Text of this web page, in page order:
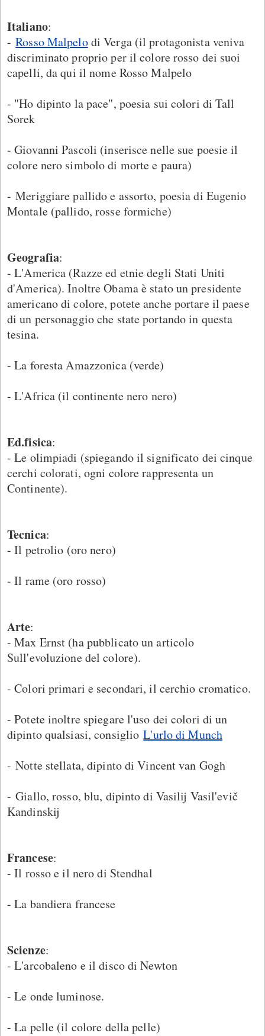
Italiano:
-Rosso Malpelodi Verga (il protagonista veniva
discriminato proprio per il colore rosso dei suoi
capelli, da qui il nome Rosso Malpelo
- "Ho dipinto la pace", poesia sui colori di Tall
Sorek
- Giovanni Pascoli (inserisce nelle sue poesie il
colore nero simbolo di morte e paura)
- Meriggiare pallido e assorto, poesia di Eugenio
Montale (pallido, rosse formiche)
Geografia:
- L'America (Razze ed etnie degli Stati Uniti
d'America). Inoltre Obama è stato un presidente
americano di colore, potete anche portare il paese
di un personaggio che state portando in questa
tesina.
- La foresta Amazzonica (verde)
- L'Africa (il continente nero nero)
Ed.fisica:
- Le olimpiadi (spiegando il significato dei cinque
cerchi colorati, ogni colore rappresenta un
Continente).
Tecnica:
- Il petrolio (oro nero)
- Il rame (oro rosso)
Arte:
- Max Ernst (ha pubblicato un articolo
Sull'evoluzione del colore).
- Colori primari e secondari, il cerchio cromatico.
- Potete inoltre spiegare l'uso dei colori di un
dipinto qualsiasi, consiglioL'urlo di Munch
- Notte stellata, dipinto di Vincent van Gogh
- Giallo, rosso, blu, dipinto di Vasilij Vasil'evič
Kandinskij
Francese:
- Il rosso e il nero di Stendhal
- La bandiera francese
Scienze:
- L'arcobaleno e il disco di Newton
- Le onde luminose.
- La pelle (il colore della pelle)